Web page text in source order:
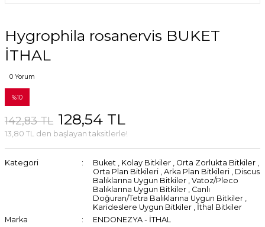
Hygrophila rosanervis BUKET
İTHAL
0 Yorum
%10
142,83 TL 128,54 TL
13,80 TL den başlayan taksitlerle!
Kategori Buket , Kolay Bitkiler , Orta Zorlukta Bitkiler ,
Orta Plan Bitkileri , Arka Plan Bitkileri , Discus
Balıklarına Uygun Bitkiler , Vatoz/Pleco
Balıklarına Uygun Bitkiler , Canlı
Doğuran/Tetra Balıklarına Uygun Bitkiler ,
Karideslere Uygun Bitkiler , İthal Bitkiler
Marka
ENDONEZYA - İTHAL